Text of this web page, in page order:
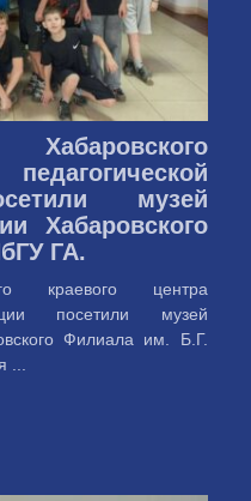
музей
Хабаровского
ГА.
краевого центра
посетили музей
Филиала им. Б.Г.
...